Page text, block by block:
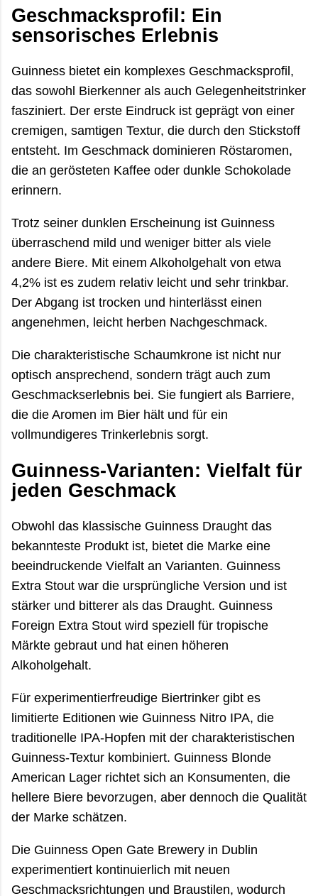
Geschmacksprofil: Ein
sensorisches Erlebnis
Guinness bietet ein komplexes Geschmacksprofil,
das sowohl Bierkenner als auch Gelegenheitstrinker
fasziniert. Der erste Eindruck ist geprägt von einer
cremigen, samtigen Textur, die durch den Stickstoff
entsteht. Im Geschmack dominieren Röstaromen,
die an gerösteten Kaffee oder dunkle Schokolade
erinnern.
Trotz seiner dunklen Erscheinung ist Guinness
überraschend mild und weniger bitter als viele
andere Biere. Mit einem Alkoholgehalt von etwa
4,2% ist es zudem relativ leicht und sehr trinkbar.
Der Abgang ist trocken und hinterlässt einen
angenehmen, leicht herben Nachgeschmack.
Die charakteristische Schaumkrone ist nicht nur
optisch ansprechend, sondern trägt auch zum
Geschmackserlebnis bei. Sie fungiert als Barriere,
die die Aromen im Bier hält und für ein
vollmundigeres Trinkerlebnis sorgt.
Guinness-Varianten: Vielfalt für
jeden Geschmack
Obwohl das klassische Guinness Draught das
bekannteste Produkt ist, bietet die Marke eine
beeindruckende Vielfalt an Varianten. Guinness
Extra Stout war die ursprüngliche Version und ist
stärker und bitterer als das Draught. Guinness
Foreign Extra Stout wird speziell für tropische
Märkte gebraut und hat einen höheren
Alkoholgehalt.
Für experimentierfreudige Biertrinker gibt es
limitierte Editionen wie Guinness Nitro IPA, die
traditionelle IPA-Hopfen mit der charakteristischen
Guinness-Textur kombiniert. Guinness Blonde
American Lager richtet sich an Konsumenten, die
hellere Biere bevorzugen, aber dennoch die Qualität
der Marke schätzen.
Die Guinness Open Gate Brewery in Dublin
experimentiert kontinuierlich mit neuen
Geschmacksrichtungen und Braustilen, wodurch